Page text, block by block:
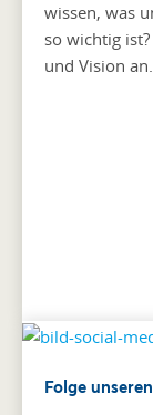
wissen, was
so wichtig
und Vision an.
Folge